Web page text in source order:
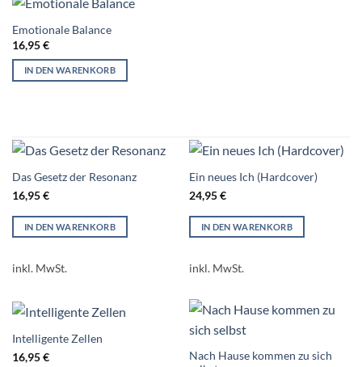
Emotionale Balance
16,95€
IN DEN WARENKORB
Das Gesetz der Resonanz
16,95€
IN DEN WARENKORB
inkl. MwSt.
Ein neues Ich (Hardcover)
24,95€
IN DEN WARENKORB
inkl. MwSt.
Intelligente Zellen
16,95€
Nach Hause kommen zu sich